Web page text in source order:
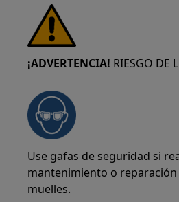
¡ADVERTENCIA! RIESGO DE
Use gafas de seguridad si
mantenimiento o
muelles.